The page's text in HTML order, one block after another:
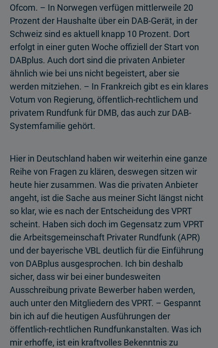
Ofcom. – In Norwegen verfügen mittlerweile 20
Prozent der Haushalte über ein DAB-Gerät, in der
Schweiz sind es aktuell knapp 10 Prozent. Dort
erfolgt in einer guten Woche offiziell der Start von
DABplus. Auch dort sind die privaten Anbieter
ähnlich wie bei uns nicht begeistert, aber sie
werden mitziehen. – In Frankreich gibt es ein klares
Votum von Regierung, öffentlich-rechtlichem und
privatem Rundfunk für DMB, das auch zur DAB-
Systemfamilie gehört.
Hier in Deutschland haben wir weiterhin eine ganze
Reihe von Fragen zu klären, deswegen sitzen wir
heute hier zusammen. Was die privaten Anbieter
angeht, ist die Sache aus meiner Sicht längst nicht
so klar, wie es nach der Entscheidung des VPRT
scheint. Haben sich doch im Gegensatz zum VPRT
die Arbeitsgemeinschaft Privater Rundfunk (APR)
und der bayerische VBL deutlich für die Einführung
von DABplus ausgesprochen. Ich bin deshalb
sicher, dass wir bei einer bundesweiten
Ausschreibung private Bewerber haben werden,
auch unter den Mitgliedern des VPRT. – Gespannt
bin ich auf die heutigen Ausführungen der
öffentlich-rechtlichen Rundfunkanstalten. Was ich
mir erhoffe, ist ein kraftvolles Bekenntnis zu